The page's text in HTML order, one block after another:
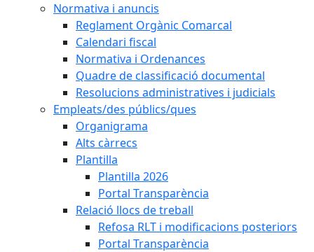
Normativa i anuncis
Reglament Orgànic Comarcal
Calendari fiscal
Normativa i Ordenances
Quadre de classificació documental
Resolucions administratives i judicials
Empleats/des públics/ques
Organigrama
Alts càrrecs
Plantilla
Plantilla 2026
Portal Transparència
Relació llocs de treball
Refosa RLT i modificacions posteriors
Portal Transparència